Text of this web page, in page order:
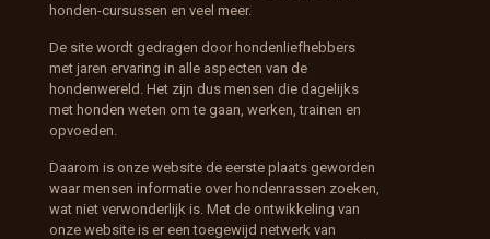
honden-cursussen en veel meer.
De site wordt gedragen door hondenliefhebbers
met jaren ervaring in alle aspecten van de
hondenwereld. Het zijn dus mensen die dagelijks
met honden weten om te gaan, werken, trainen en
opvoeden.
Daarom is onze website de eerste plaats geworden
waar mensen informatie over hondenrassen zoeken,
wat niet verwonderlijk is. Met de ontwikkeling van
onze website is er een toegewijd netwerk van